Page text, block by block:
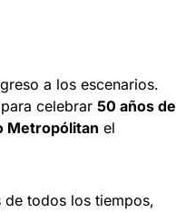
a los escenarios.
celebrar 50 años de
Metropólitan el
de todos los tiempos,